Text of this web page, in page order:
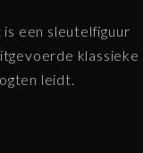
een sleutelfiguur
klassieke
leidt.